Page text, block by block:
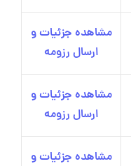
مشاهده جزئیات و
ارسال رزومه
مشاهده جزئیات و
ارسال رزومه
مشاهده جزئیات و